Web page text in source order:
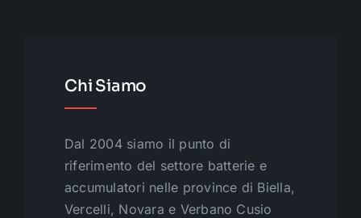
Chi Siamo
Dal 2004 siamo il punto di
riferimento del settore batterie e
accumulatori nelle province di Biella,
Vercelli, Novara e Verbano Cusio